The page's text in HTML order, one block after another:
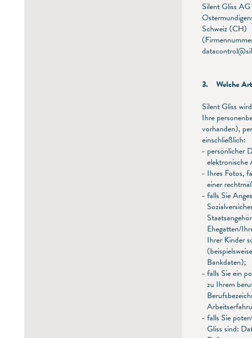
Silent Gliss AG
Schweiz (CH)
3. Welche
Silent Gliss
Ihre
vorhanden),
einschließlich:
persönlicher
elektronische
Ihres Fotos,
einer
falls Sie
Ehegatten/
Ihrer Kinder
Bankdaten);
falls Sie ein
zu Ihrem
falls Sie
Gliss sind: